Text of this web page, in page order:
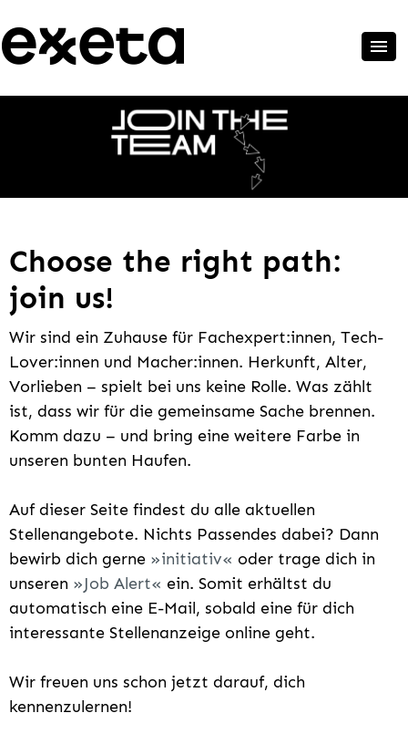
Choose the right path:
join us!
Wir sind ein Zuhause für Fachexpert:innen, Tech-
Lover:innen und Macher:innen. Herkunft, Alter,
Vorlieben – spielt bei uns keine Rolle. Was zählt
ist, dass wir für die gemeinsame Sache brennen.
Komm dazu – und bring eine weitere Farbe in
unseren bunten Haufen.
Auf dieser Seite findest du alle aktuellen
Stellenangebote. Nichts Passendes dabei? Dann
bewirb dich gerne
initiativ
oder trage dich in
unseren
Job Alert
ein. Somit erhältst du
automatisch eine E-Mail, sobald eine für dich
interessante Stellenanzeige online geht.
Wir freuen uns schon jetzt darauf, dich
kennenzulernen!